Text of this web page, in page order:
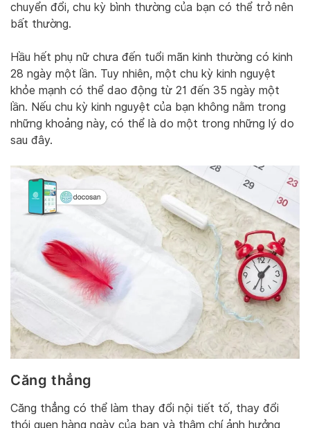
chuyển đổi, chu kỳ bình thường của bạn có thể trở nên
bất thường.
Hầu hết phụ nữ chưa đến tuổi mãn kinh thường có kinh
28 ngày một lần. Tuy nhiên, một chu kỳ kinh nguyệt
khỏe mạnh có thể dao động từ 21 đến 35 ngày một
lần. Nếu chu kỳ kinh nguyệt của bạn không nằm trong
những khoảng này, có thể là do một trong những lý do
sau đây.
Căng thẳng
Căng thẳng có thể làm thay đổi nội tiết tố, thay đổi
thói quen hàng ngày của bạn và thậm chí ảnh hưởng